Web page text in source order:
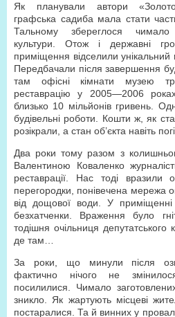
Як планували автори
графська садиба мала стати
Тальному збереглося чимало
культури. Отож і державні
приміщення відселили унікальний
Передбачали після завершення
там офісні кімнати музею
реставрацію у 2005—2006
близько 10 мільйонів гривень.
будівельні роботи. Кошти ж, як
розікрали, а стан об’єкта навіть
Два роки тому разом з
Валентиною Коваленко
реставрації. Нас тоді вразили
перегородки, понівечена мережа
від дощової води. У
безхатченки. Враження було
тодішня очільниця
де там…
За роки, що минули після
фактично нічого не
посилилися. Чимало
зникло. Як жартують місцеві
постаралися. Та й винних у